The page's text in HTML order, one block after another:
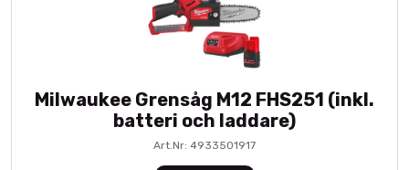
Milwaukee Grensåg M12 FHS251 (inkl.
batteri och laddare)
Art.Nr: 4933501917